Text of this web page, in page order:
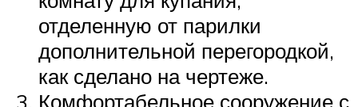
отделенную от парилки
дополнительной перегородкой,
как сделано на чертеже.
Комфортабельное сооружение с